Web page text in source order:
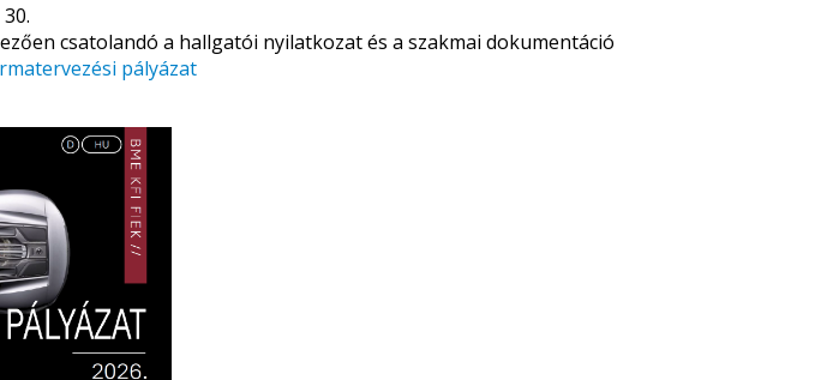
csatolandó a hallgatói nyilatkozat és a szakmai dokumentáció
pályázat